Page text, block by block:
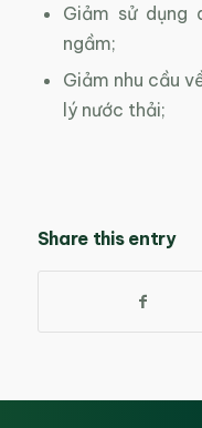
Giảm sử dụng
ngầm;
Giảm nhu cầu
lý nước thải;
Share this entry